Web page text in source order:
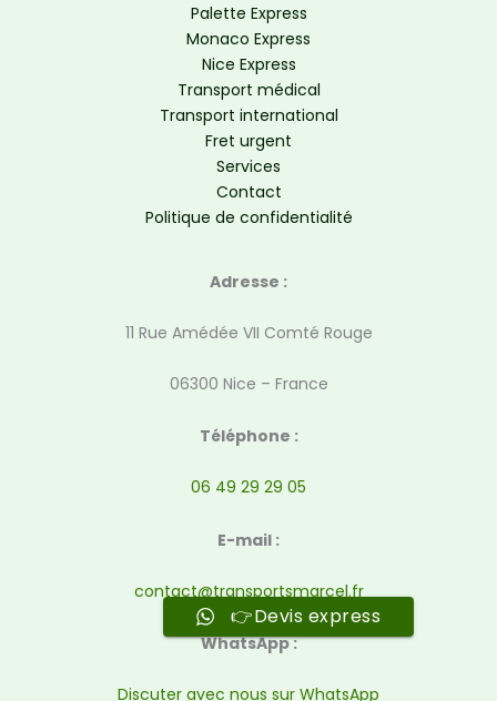
Palette Express
Monaco Express
Nice Express
Transport médical
Transport international
Fret urgent
Services
Contact
Politique de confidentialité
Adresse :
11 Rue Amédée VII Comté Rouge
06300 Nice – France
Téléphone :
06 49 29 29 05
E-mail :
contact@transportsmarcel.fr
WhatsApp :
Discuter avec nous sur WhatsApp
👉Devis express